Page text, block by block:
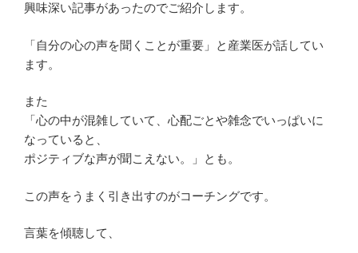
興味深い記事があったのでご紹介します。
「自分の心の声を聞くことが重要」と産業医が話してい
ます。
また
「心の中が混雑していて、心配ごとや雑念でいっぱいに
なっていると、
ポジティブな声が聞こえない。」とも。
この声をうまく引き出すのがコーチングです。
言葉を傾聴して、